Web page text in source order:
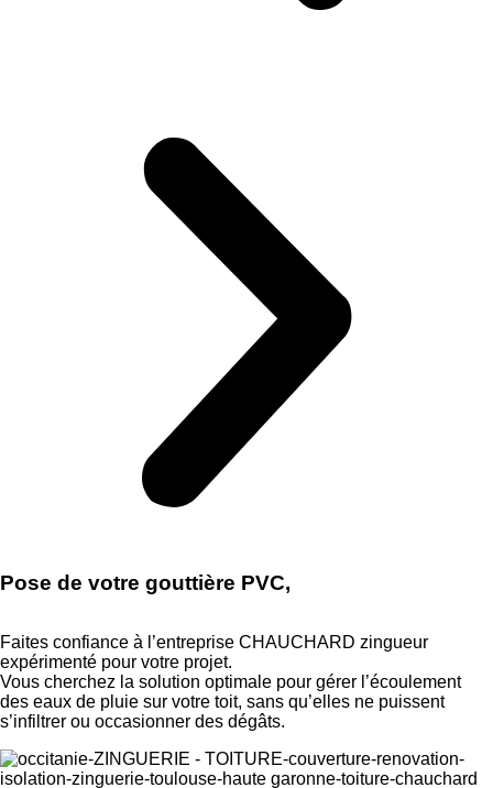
Pose de votre gouttière PVC,
Faites confiance à l’entreprise CHAUCHARD zingueur
expérimenté pour votre projet.
Vous cherchez la solution optimale pour gérer l’écoulement
des eaux de pluie sur votre toit, sans qu’elles ne puissent
s’infiltrer ou occasionner des dégâts.